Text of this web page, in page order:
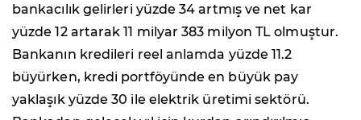
bankacılık gelirleri yüzde 34 artmış ve net kar
yüzde 12 artarak 11 milyar 383 milyon TL olmuştur.
Bankanın kredileri reel anlamda yüzde 11.2
büyürken, kredi portföyünde en büyük pay
yaklaşık yüzde 30 ile elektrik üretimi sektörü.